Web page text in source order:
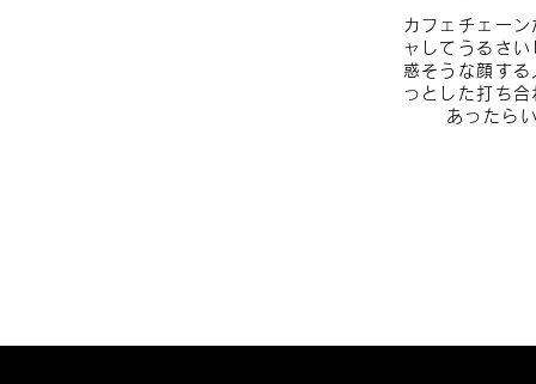
カフェチェー
ャしてうるさ
惑そうな顔す
っとした打ち
あったら